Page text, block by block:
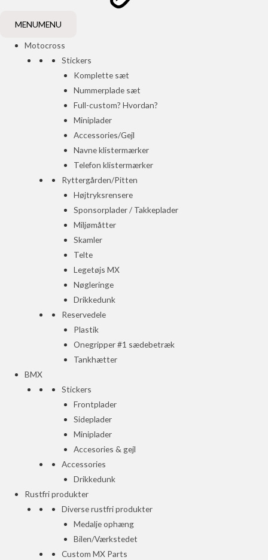
MENUMENU
Motocross
Stickers
Komplette sæt
Nummerplade sæt
Full-custom? Hvordan?
Miniplader
Accessories/Gejl
Navne klistermærker
Telefon klistermærker
Ryttergården/Pitten
Højtryksrensere
Sponsorplader / Takkeplader
Miljømåtter
Skamler
Telte
Legetøjs MX
Nøgleringe
Drikkedunk
Reservedele
Plastik
Onegripper #1 sædebetræk
Tankhætter
BMX
Stickers
Frontplader
Sideplader
Miniplader
Accesories & gejl
Accessories
Drikkedunk
Rustfri produkter
Diverse rustfri produkter
Medalje ophæng
Bilen/Værkstedet
Custom MX Parts